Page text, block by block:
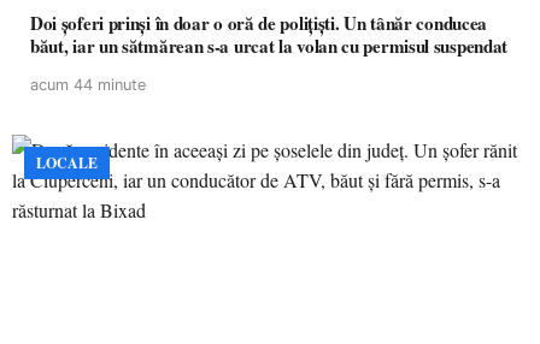
Doi șoferi prinși în doar o oră de polițiști. Un tânăr conducea
băut, iar un sătmărean s-a urcat la volan cu permisul suspendat
acum 44 minute
LOCALE